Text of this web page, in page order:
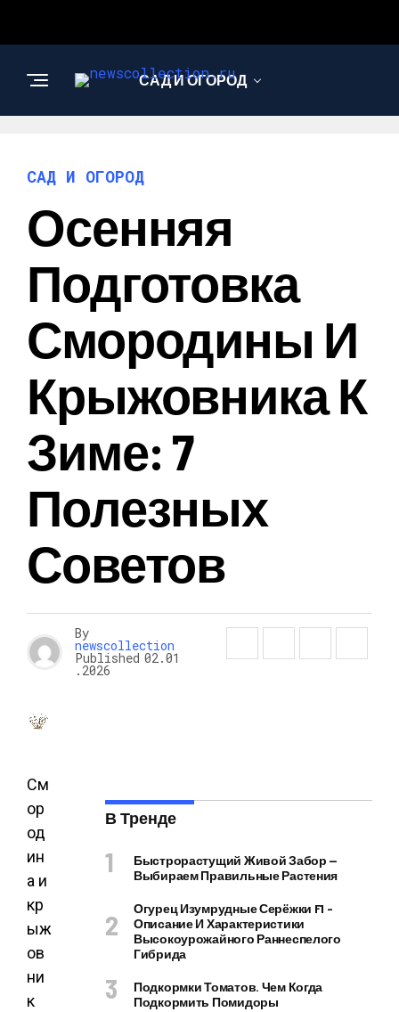
САД И ОГОРОД
САД И ОГОРОД
Осенняя
Подготовка
Смородины И
Крыжовника К
Зиме: 7
Полезных
Советов
By
newscollection
Published 02.01
.2026
См
ор
од
ин
а и
кр
ыж
ов
ни
к
В Тренде
Быстрорастущий Живой Забор —
Выбираем Правильные Растения
Огурец Изумрудные Серёжки F1 –
Описание И Характеристики
Высокоурожайного Раннеспелого
Гибрида
Подкормки Томатов. Чем Когда
Подкормить Помидоры